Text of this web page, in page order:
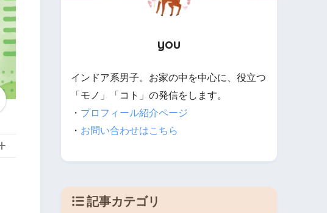
you
インドア系男子。お家の中を中心に、役立つ
「モノ」「コト」の発信をします。
・ プロフィール紹介ページ
・ お問い合わせはこちら
記事カテゴリ